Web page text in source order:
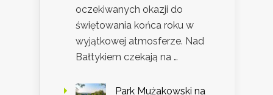
oczekiwanych okazji do
świętowania końca roku w
wyjątkowej atmosferze. Nad
Bałtykiem czekają na …
Park Mużakowski na